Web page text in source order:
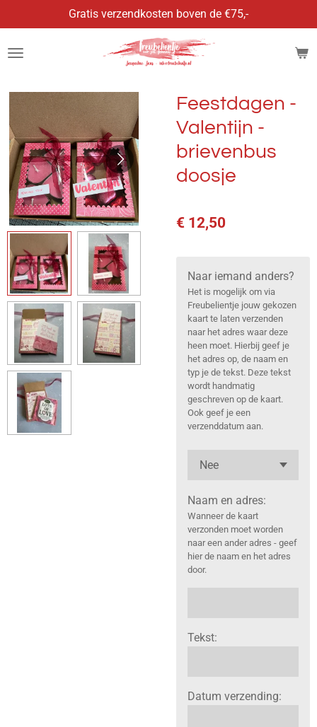
direct
naar
Gratis verzendkosten boven de €75,-
Feestdagen -
Valentijn -
brievenbus
doosje
€ 12,50
Naar iemand anders?
Het is mogelijk om via
Freubelientje jouw gekozen
kaart te laten verzenden
naar het adres waar deze
heen moet. Hierbij geef je
het adres op, de naam en
typ je de tekst. Deze tekst
wordt handmatig
geschreven op de kaart.
Ook geef je een
verzenddatum aan.
Naam en adres:
Wanneer de kaart
verzonden moet worden
naar een ander adres - geef
hier de naam en het adres
door.
Tekst:
Datum verzending: